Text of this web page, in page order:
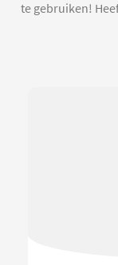
te gebruiken!